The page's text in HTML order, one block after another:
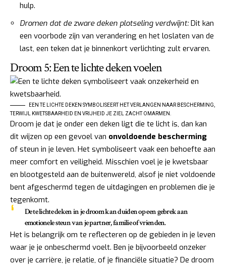
hulp.
Dromen dat de zware deken plotseling verdwijnt:Dit kan
een voorbode zijn van verandering en het loslaten van de
last, een teken dat je binnenkort verlichting zult ervaren.
Droom 5: Een te lichte deken voelen
EEN TE LICHTE DEKEN SYMBOLISEERT HET VERLANGEN NAAR BESCHERMING,
TERWIJL KWETSBAARHEID EN VRIJHEID JE ZIEL ZACHT OMARMEN.
Droom je dat je onder een deken ligt die te licht is, dan kan
dit wijzen op een gevoel van onvoldoende bescherming
of steun in je leven. Het symboliseert vaak een behoefte aan
meer comfort en veiligheid. Misschien voel je je kwetsbaar
en blootgesteld aan de buitenwereld, alsof je niet voldoende
bent afgeschermd tegen de uitdagingen en problemen die je
tegenkomt.
De te lichte deken in je droom kan duiden op eengebrek aan
emotionele steunvan je partner, familie of vrienden.
Het is belangrijk om te reflecteren op de gebieden in je leven
waar je je onbeschermd voelt. Ben je bijvoorbeeld onzeker
over je carrière, je relatie, of je financiële situatie? De droom